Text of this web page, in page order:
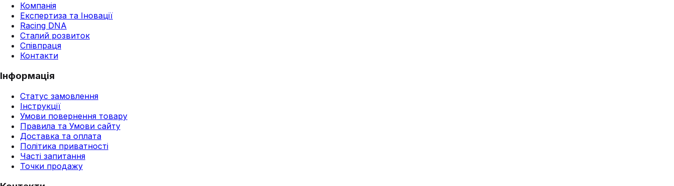
Компанія
Експертиза та Іновації
Racing DNA
Сталий розвиток
Співпраця
Контакти
Інформація
Статус замовлення
Інструкції
Умови повернення товару
Правила та Умови сайту
Доставка та оплата
Політика приватності
Часті запитання
Точки продажу